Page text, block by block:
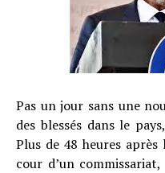
Pas un jour sans une
des blessés dans le
Plus de 48 heures
cour d’un